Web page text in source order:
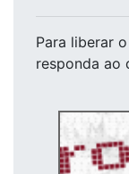
Para liberar
responda ao